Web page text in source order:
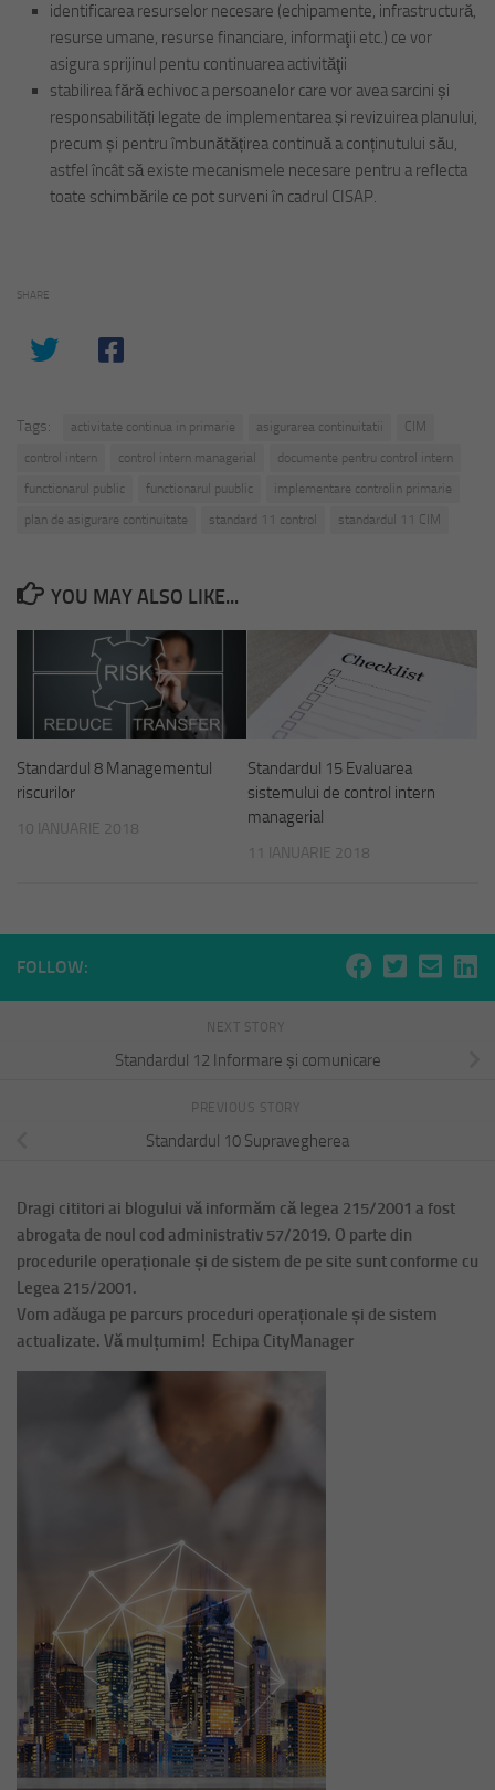
identificarea resurselor necesare (echipamente, infrastructură,
resurse umane, resurse financiare, informaţii etc.) ce vor
asigura sprijinul pentu continuarea activităţii
stabilirea fără echivoc a persoanelor care vor avea sarcini și
responsabilități legate de implementarea și revizuirea planului,
precum și pentru îmbunătățirea continuă a conținutului său,
astfel încât să existe mecanismele necesare pentru a reflecta
toate schimbările ce pot surveni în cadrul CISAP.
SHARE
Tags: activitate continua in primarie asigurarea continuitatii
CIM
control intern
control intern managerial
documente pentru control intern
functionarul public
functionarul puublic
implementare controlin primarie
plan de asigurare continuitate
standard 11 control standardul 11 CIM
YOU MAY ALSO LIKE...
Standardul 8 Managementul
riscurilor
10 IANUARIE 2018
Standardul 15 Evaluarea
sistemului de control intern
managerial
11 IANUARIE 2018
FOLLOW:
NEXT STORY
Standardul 12 Informare și comunicare
PREVIOUS STORY
Standardul 10 Supravegherea
Dragi cititori ai blogului vă informăm că legea 215/2001 a fost
abrogata de noul cod administrativ 57/2019. O parte din
procedurile operaționale și de sistem de pe site sunt conforme cu
Legea 215/2001.
Vom adăuga pe parcurs proceduri operaționale și de sistem
actualizate. Vă mulțumim! Echipa CityManager